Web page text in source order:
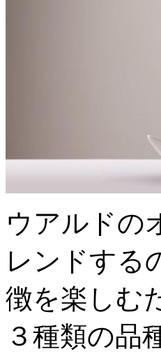
ウアルドの
レンドする
徴を楽しむ
３種類の品